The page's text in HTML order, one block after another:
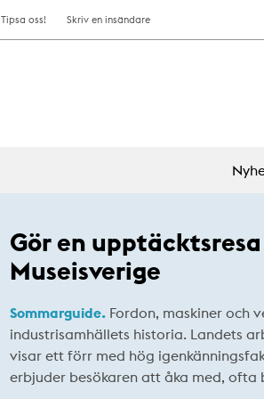
Tipsa oss! Skriv en insändare
Gör en
Museisverige
Sommarguide. Fordon, maskiner och
industri­samhällets historia. Landets
visar ett förr med hög
erbjuder besökaren att åka med, ofta